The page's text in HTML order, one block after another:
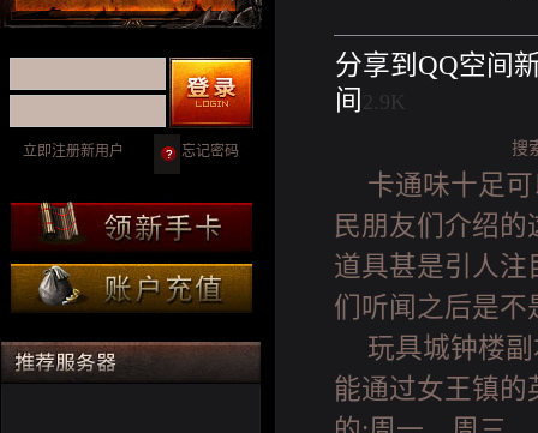
忘记密码
立即注册新用户
分享到 QQ空间
间 2.9K
搜
卡通味十足
民朋友们介绍
道具甚是引人
们听闻之后是不
玩具城钟楼
能通过女王镇的